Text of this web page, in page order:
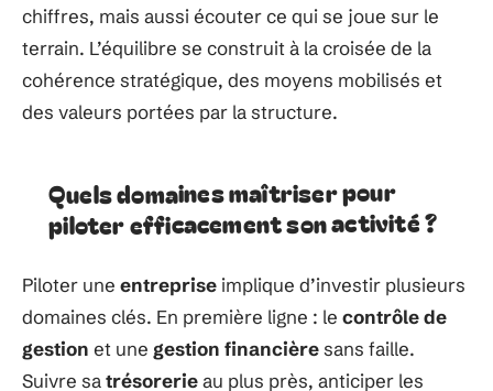
chiffres, mais aussi écouter ce qui se joue sur le
terrain. L’équilibre se construit à la croisée de la
cohérence stratégique, des moyens mobilisés et
des valeurs portées par la structure.
Quels domaines maîtriser pour
piloter efficacement son activité ?
Piloter une entreprise implique d’investir plusieurs
domaines clés. En première ligne : le contrôle de
gestion et une gestion financièresans faille.
Suivre satrésorerieau plus près, anticiper les